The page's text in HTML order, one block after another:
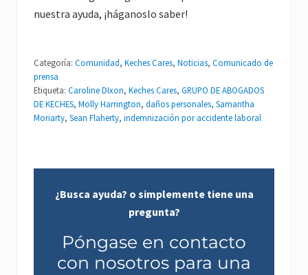
nuestra ayuda, ¡háganoslo saber!
Categoría: Comunidad, Keches Cares, Noticias, Comunicado de
prensa
Etiqueta: Caroline DIxon, Keches Cares, GRUPO DE ABOGADOS
DE KECHES, Molly Harrington, daños personales, Samantha
Moriarty, Sean Flaherty, indemnización por accidente laboral
¿Busca ayuda? o simplemente tiene una
pregunta?
Póngase en contacto
con nosotros para una